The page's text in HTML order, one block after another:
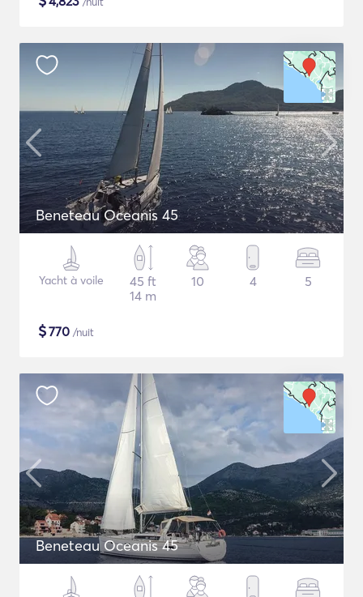
Beneteau Oceanis 45
Yacht à voile
45 ft
14 m
10 4 5
$770 /nuit
Beneteau Oceanis 45